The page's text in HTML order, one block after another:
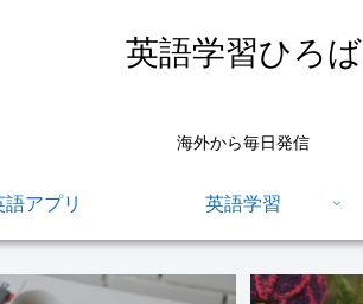
英語学習ひろば
海外から毎日発信
語アプリ 英語学習